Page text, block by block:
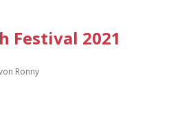
Disco
kfmw.stuff
Contact
Festival 2021
Ronny